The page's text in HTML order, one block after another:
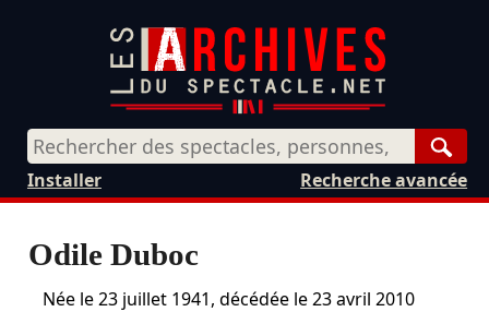
Recherche avancée
Installer
Odile Duboc
Née le23 juillet 1941, décédée le23 avril 2010